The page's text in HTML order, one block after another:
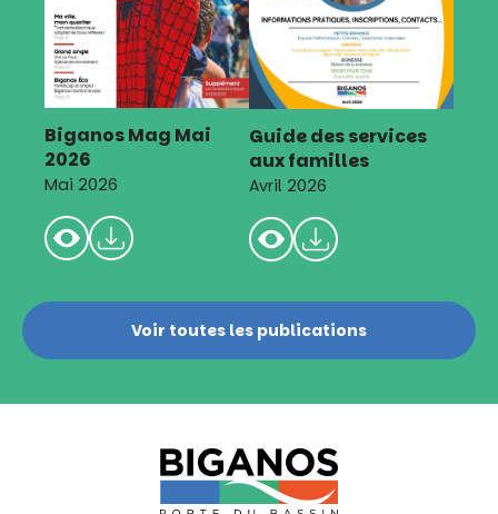
Biganos Mag Mai
2026
Mai 2026
Guide des services
aux familles
Avril 2026
Voir toutes les publications